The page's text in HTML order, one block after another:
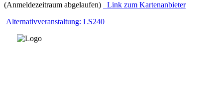
(Anmeldezeitraum abgelaufen)
Link zum Kartenanbieter
Alternativveranstaltung: LS240